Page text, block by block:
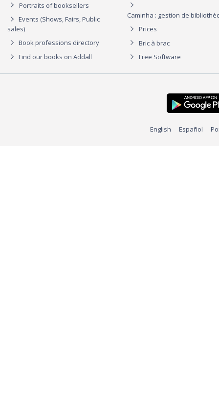
Portraits of booksellers
Events (Shows, Fairs, Public
sales)
Book professions directory
Find our books on Addall
Caminha : gestion de
Prices
Bric à brac
Free Software
English Español